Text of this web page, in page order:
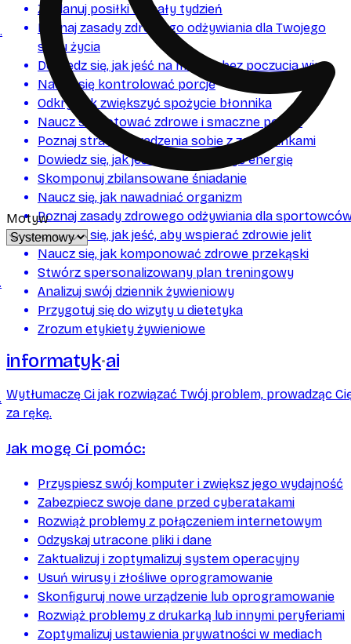
Motyw
Zaplanuj posiłki na cały tydzień
Poznaj zasady zdrowego odżywiania dla Twojego
stylu życia
Dowiedz się, jak jeść na mieście bez poczucia winy
Naucz się kontrolować porcje
Odkryj, jak zwiększyć spożycie błonnika
Naucz się gotować zdrowe i smaczne posiłki
Poznaj strategie radzenia sobie z zachciankami
Dowiedz się, jak jeść, aby zwiększyć energię
Skomponuj zbilansowane śniadanie
Naucz się, jak nawadniać organizm
Poznaj zasady zdrowego odżywiania dla
Dowiedz się, jak jeść, aby wspierać zdrowie jelit
Naucz się, jak komponować zdrowe przekąski
Stwórz spersonalizowany plan treningowy
Analizuj swój dziennik żywieniowy
Przygotuj się do wizyty u dietetyka
Zrozum etykiety żywieniowe
informatyk ai
Wytłumaczę Ci jak rozwiązać Twój problem, prowadząc
za rękę.
Jak mogę Ci pomóc:
Przyspiesz swój komputer i zwiększ jego wydajność
Zabezpiecz swoje dane przed cyberatakami
Rozwiąż problemy z połączeniem internetowym
Odzyskaj utracone pliki i dane
Zaktualizuj i zoptymalizuj system operacyjny
Usuń wirusy i złośliwe oprogramowanie
Skonfiguruj nowe urządzenie lub oprogramowanie
Rozwiąż problemy z drukarką lub innymi peryferiami
Zoptymalizuj ustawienia prywatności w mediach